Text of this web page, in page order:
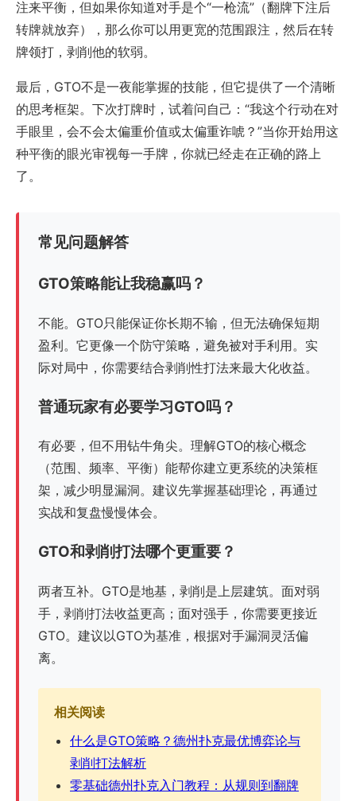
注来平衡，但如果你知道对手是个“一枪流”（翻牌下注后
转牌就放弃），那么你可以用更宽的范围跟注，然后在转
牌领打，剥削他的软弱。
最后，GTO不是一夜能掌握的技能，但它提供了一个清晰
的思考框架。下次打牌时，试着问自己：“我这个行动在对
手眼里，会不会太偏重价值或太偏重诈唬？”当你开始用这
种平衡的眼光审视每一手牌，你就已经走在正确的路上
了。
常见问题解答
GTO策略能让我稳赢吗？
不能。GTO只能保证你长期不输，但无法确保短期
盈利。它更像一个防守策略，避免被对手利用。实
际对局中，你需要结合剥削性打法来最大化收益。
普通玩家有必要学习GTO吗？
有必要，但不用钻牛角尖。理解GTO的核心概念
（范围、频率、平衡）能帮你建立更系统的决策框
架，减少明显漏洞。建议先掌握基础理论，再通过
实战和复盘慢慢体会。
GTO和剥削打法哪个更重要？
两者互补。GTO是地基，剥削是上层建筑。面对弱
手，剥削打法收益更高；面对强手，你需要更接近
GTO。建议以GTO为基准，根据对手漏洞灵活偏
离。
相关阅读
什么是GTO策略？德州扑克最优博弈论与
剥削打法解析
零基础德州扑克入门教程：从规则到翻牌